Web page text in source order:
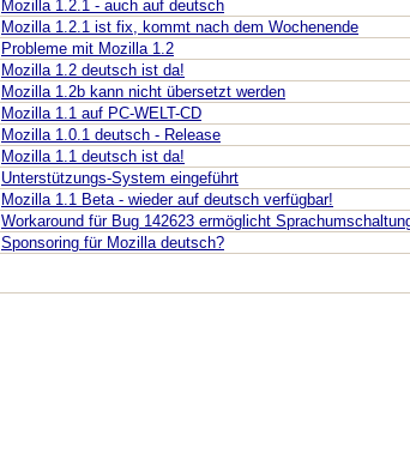
Mozilla 1.2.1 - auch auf deutsch
Mozilla 1.2.1 ist fix, kommt nach dem Wochenende
Probleme mit Mozilla 1.2
Mozilla 1.2 deutsch ist da!
Mozilla 1.2b kann nicht übersetzt werden
Mozilla 1.1 auf PC-WELT-CD
Mozilla 1.0.1 deutsch - Release
Mozilla 1.1 deutsch ist da!
Unterstützungs-System eingeführt
Mozilla 1.1 Beta - wieder auf deutsch verfügbar!
Workaround für Bug 142623 ermöglicht
Sponsoring für Mozilla deutsch?